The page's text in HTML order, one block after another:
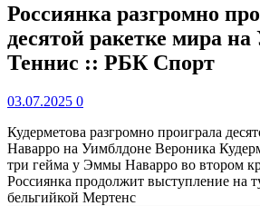
Россиянка разгромно
десятой ракетке мира
Теннис :: РБК Спорт
03.07.2025 0
Кудерметова разгромно проиграла
Наварро на Уимблдоне Вероника
три гейма у Эммы Наварро во втором
Россиянка продолжит выступление на
бельгийкой Мертенс